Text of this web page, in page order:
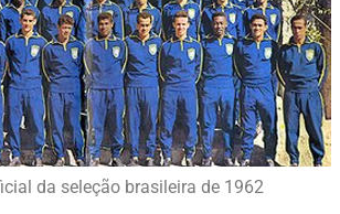
da seleção brasileira de 1962